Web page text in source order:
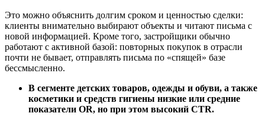
Это можно объяснить долгим сроком и ценностью сделки:
клиенты внимательно выбирают объекты и читают письма с
новой информацией. Кроме того, застройщики обычно
работают с активной базой: повторных покупок в отрасли
почти не бывает, отправлять письма по «спящей» базе
бессмысленно.
В сегменте детских товаров, одежды и обуви, а также
косметики и средств гигиены низкие или средние
показатели OR, но при этом высокий CTR.